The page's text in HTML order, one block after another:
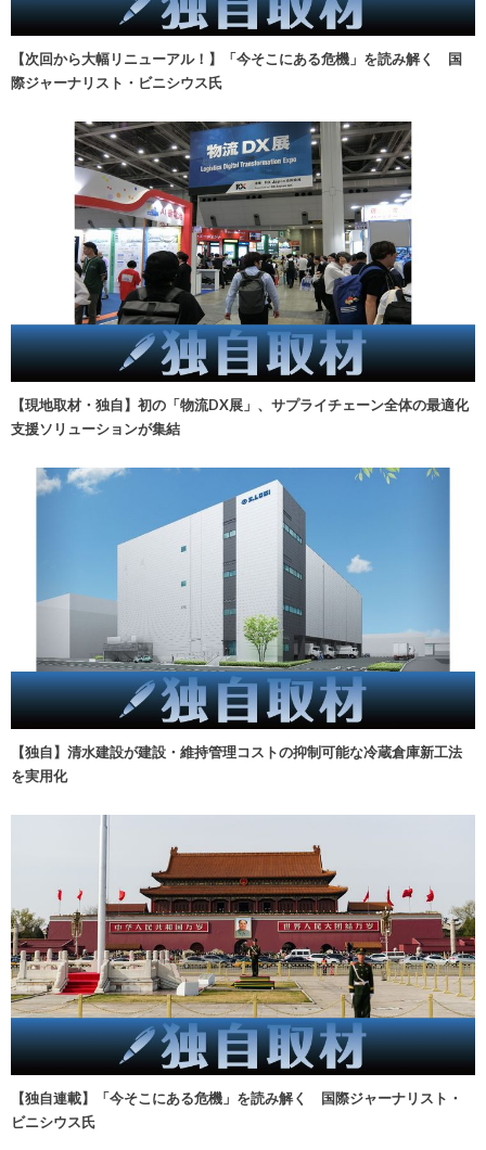
【次回から大幅リニューアル！】「今そこにある危機」を読み解く 国
際ジャーナリスト・ビニシウス氏
【現地取材・独自】初の「物流DX展」、サプライチェーン全体の最適化
支援ソリューションが集結
【独自】清水建設が建設・維持管理コストの抑制可能な冷蔵倉庫新工法
を実用化
【独自連載】「今そこにある危機」を読み解く 国際ジャーナリスト・
ビニシウス氏